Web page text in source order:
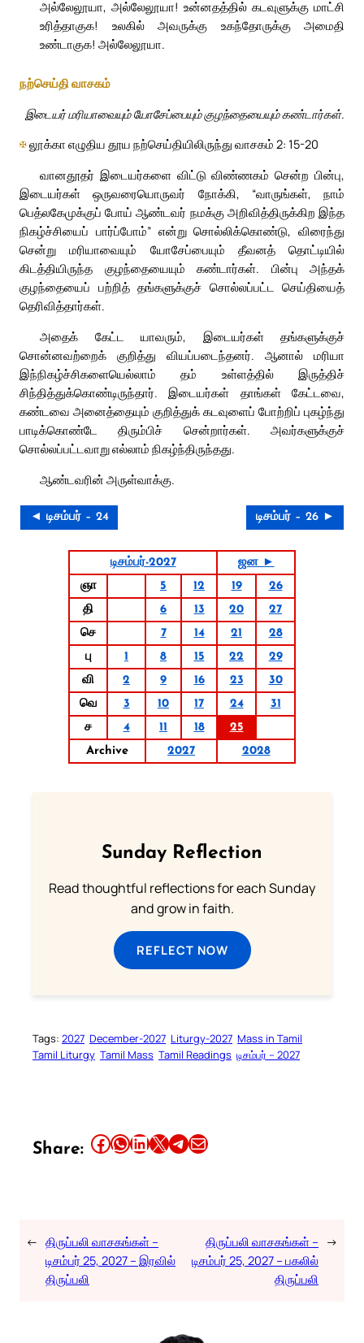
அல்லேலூயா, அல்லேலூயா! உன்னதத்தில் கடவுளுக்கு மாட்சி
உரித்தாகுக! உலகில் அவருக்கு உகந்தோருக்கு அமைதி
உண்டாகுக! அல்லேலூயா.
நற்செய்தி வாசகம்
இடையர் மரியாவையும் யோசேப்பையும் குழந்தையையும் கண்டார்கள்.
✠லூக்கா எழுதிய தூய நற்செய்தியிலிருந்து வாசகம் 2: 15-20
வானதூதர் இடையர்களை விட்டு விண்ணகம் சென்ற பின்பு,
இடையர்கள் ஒருவரையொருவர் நோக்கி, “வாருங்கள், நாம்
பெத்லகேமுக்குப் போய் ஆண்டவர் நமக்கு அறிவித்திருக்கிற இந்த
நிகழ்ச்சியைப் பார்ப்போம்” என்று சொல்லிக்கொண்டு, விரைந்து
சென்று மரியாவையும் யோசேப்பையும் தீவனத் தொட்டியில்
கிடத்தியிருந்த குழந்தையையும் கண்டார்கள். பின்பு அந்தக்
குழந்தையைப் பற்றித் தங்களுக்குச் சொல்லப்பட்ட செய்தியைத்
தெரிவித்தார்கள்.
அதைக் கேட்ட யாவரும், இடையர்கள் தங்களுக்குச்
சொன்னவற்றைக் குறித்து வியப்படைந்தனர். ஆனால் மரியா
இந்நிகழ்ச்சிகளையெல்லாம் தம் உள்ளத்தில் இருத்திச்
சிந்தித்துக்கொண்டிருந்தார். இடையர்கள் தாங்கள் கேட்டவை,
கண்டவை அனைத்தையும் குறித்துக் கடவுளைப் போற்றிப் புகழ்ந்து
பாடிக்கொண்டே திரும்பிச் சென்றார்கள். அவர்களுக்குச்
சொல்லப்பட்டவாறு எல்லாம் நிகழ்ந்திருந்தது.
ஆண்டவரின் அருள்வாக்கு.
◄ டிசம்பர் – 24 டிசம்பர் – 26 ►
டிசம்பர்-2027
ஜன ►
ஞா
5 12 19
26
தி
6 13 20
27
செ
7 14 21
28
பு
1 8 15 22
29
வி
2 9 16 23
30
வெ
3 10 17 24
31
ச
4 11 18
25
Archive
2027 2028
Sunday Reflection
Read thoughtful reflections for each Sunday
and grow in faith.
REFLECT NOW
Tags: 2027 December-2027 Liturgy-2027 Mass in Tamil
Tamil Liturgy Tamil Mass Tamil Readings டிசம்பர் – 2027
Share: Share this article on Facebook Share this article on WhatsApp Share this article on LinkedIn Share this article on X Share this article on TelegramEmail this Article
← திருப்பலி வாசகங்கள் –
டிசம்பர் 25, 2027 – இரவில்
திருப்பலி
திருப்பலி வாசகங்கள் –
டிசம்பர் 25, 2027 – பகலில்
திருப்பலி
→